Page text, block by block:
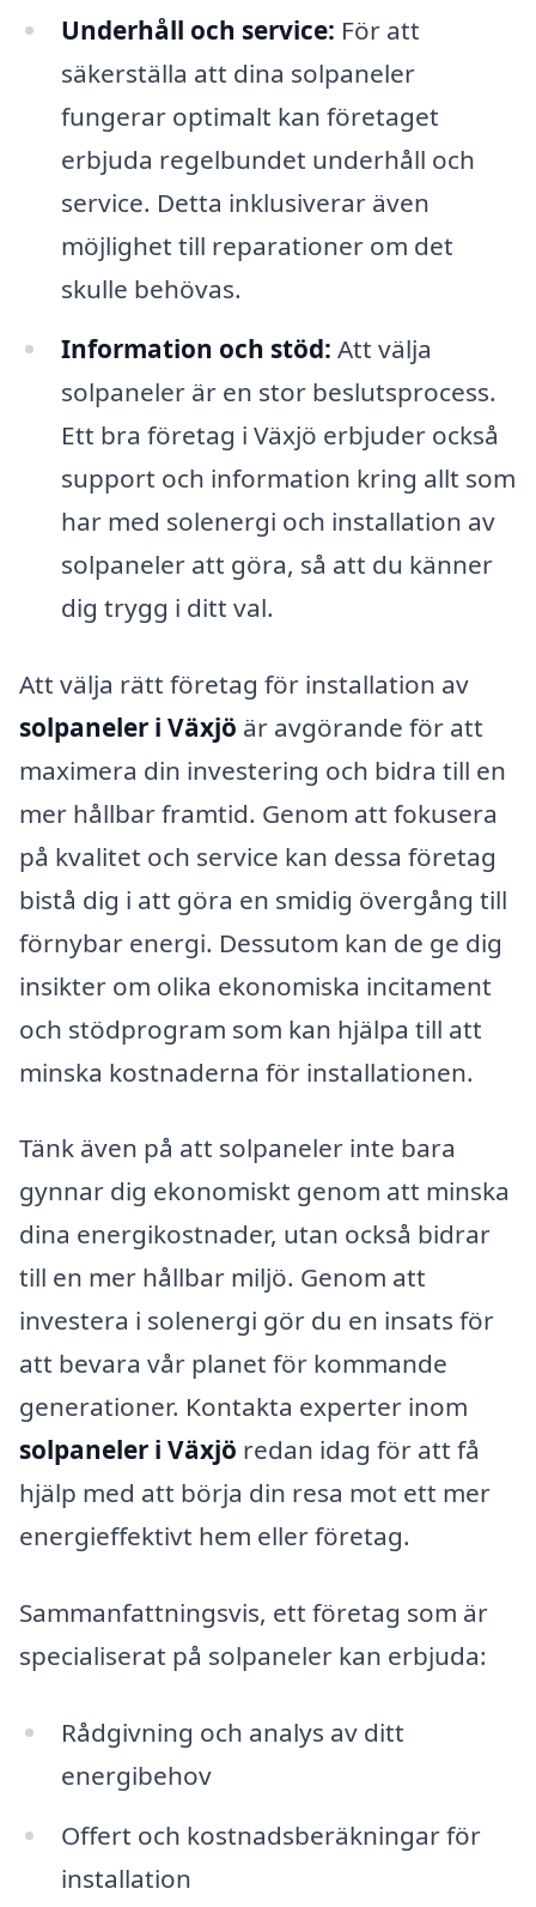
Underhåll och service: För att
säkerställa att dina solpaneler
fungerar optimalt kan företaget
erbjuda regelbundet underhåll och
service. Detta inklusiverar även
möjlighet till reparationer om det
skulle behövas.
Information och stöd: Att välja
solpaneler är en stor beslutsprocess.
Ett bra företag i Växjö erbjuder också
support och information kring allt som
har med solenergi och installation av
solpaneler att göra, så att du känner
dig trygg i ditt val.
Att välja rätt företag för installation av
solpaneler i Växjö är avgörande för att
maximera din investering och bidra till en
mer hållbar framtid. Genom att fokusera
på kvalitet och service kan dessa företag
bistå dig i att göra en smidig övergång till
förnybar energi. Dessutom kan de ge dig
insikter om olika ekonomiska incitament
och stödprogram som kan hjälpa till att
minska kostnaderna för installationen.
Tänk även på att solpaneler inte bara
gynnar dig ekonomiskt genom att minska
dina energikostnader, utan också bidrar
till en mer hållbar miljö. Genom att
investera i solenergi gör du en insats för
att bevara vår planet för kommande
generationer. Kontakta experter inom
solpaneler i Växjö redan idag för att få
hjälp med att börja din resa mot ett mer
energieffektivt hem eller företag.
Sammanfattningsvis, ett företag som är
specialiserat på solpaneler kan erbjuda:
Rådgivning och analys av ditt
energibehov
Offert och kostnadsberäkningar för
installation